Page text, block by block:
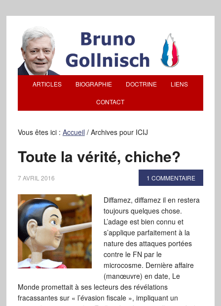
ARTICLES BIOGRAPHIE DOCTRINE LIENS
CONTACT
Vous êtes ici : Accueil /Archives pour ICIJ
Toute la vérité, chiche?
7 AVRIL 2016 1 COMMENTAIRE
Diffamez, diffamez il en restera
toujours quelques chose.
L’adage est bien connu et
s’applique parfaitement à la
nature des attaques portées
contre le FN par le
microcosme. Dernière affaire
(manœuvre) en date, Le
Monde promettait à ses lecteurs des révélations
fracassantes sur « l’évasion fiscale », impliquant un